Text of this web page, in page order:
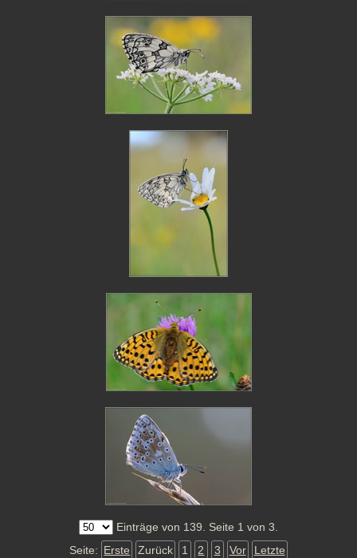
Einträge von 139. Seite 1 von 3.
Seite: Erste Zurück 1 2 3 Vor Letzte